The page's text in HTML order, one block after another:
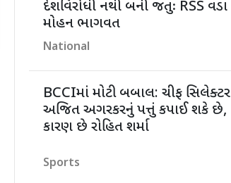
દેશવિરોધી નથી બની જતુઃ RSS વડા
મોહન ભાગવત
National
BCCIમાં મોટી બબાલ: ચીફ સિલેક્ટર
અજિત અગરકરનું પત્તું કપાઈ શકે છે,
કારણ છે રોહિત શર્મા
Sports